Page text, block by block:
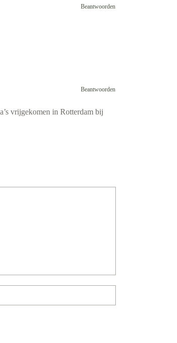
Beantwoorden
Beantwoorden
vrijgekomen in Rotterdam bij